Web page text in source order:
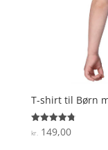
T-shirt til Børn
Vurderet
4.8
kr.149,00